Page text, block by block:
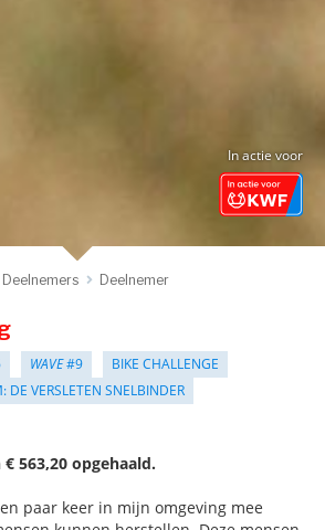
In actie voor
Deelnemers Deelnemer
WAVE#9
BIKE CHALLENGE
DE VERSLETEN SNELBINDER
563,20 opgehaald.
paar keer in mijn omgeving mee